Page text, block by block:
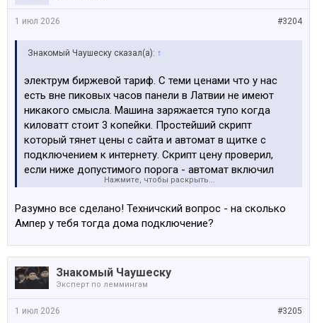
#3204
1 июл 2026
Знакомый Чаушеску сказал(а): ↑
электрум биржевой тариф. С теми ценами что у нас
есть вне пиковых часов панели в Латвии не имеют
никакого смысла. Машина заряжается тупо когда
киловатт стоит 3 копейки. Простейший скрипт
который тянет цены с сайта и автомат в щитке с
подключением к интернету. Скрипт цену проверил,
если ниже допустимого порога - автомат включил
зарядную станцию. Человек ввше писал что у него
единственное правильное решение в наших реалиях.
Обычно когда светит солнце у нас электриба и так
дешевая и зарядить машину, включить кондей,
постирать и другие энергозатратные вещи будут
условно бесплатны. А вот рано утром, когда все на
работу собираются и вечером когда все с работы
приходят, потребление в сети растет и вместе с ним
тариф. В десятки раз. Но рано утром и вечером
Нажмите, чтобы раскрыть...
Разумно все сделано! Техничский вопрос - на сколько
Ампер у тебя тогда дома подключение?
Знакомый Чаушеску
Эксперт по леммингам
#3205
1 июл 2026